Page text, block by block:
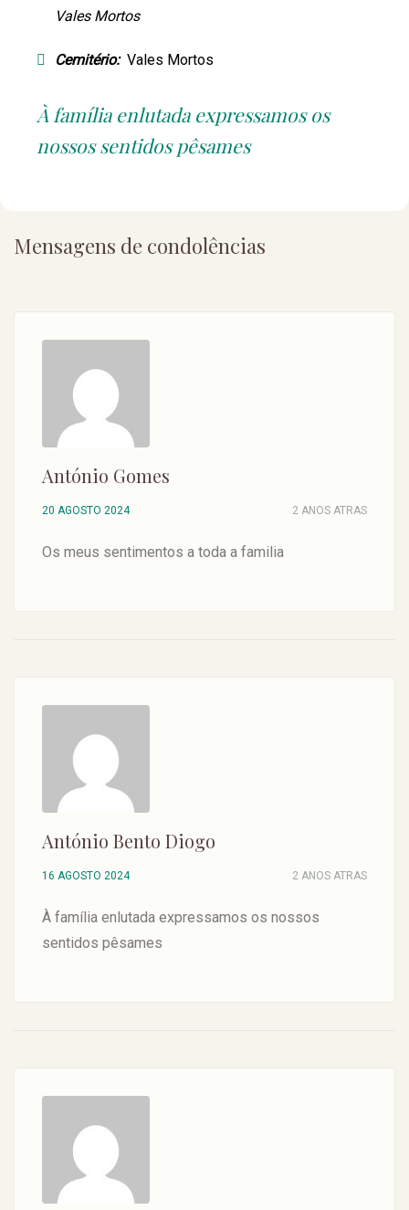
Vales Mortos
Cemitério:Vales Mortos
À família enlutada expressamos os
nossos sentidos pêsames
Mensagens de condolências
António Gomes
20 AGOSTO 2024 2 ANOS ATRAS
Os meus sentimentos a toda a familia
António Bento Diogo
16 AGOSTO 2024 2 ANOS ATRAS
À família enlutada expressamos os nossos
sentidos pêsames